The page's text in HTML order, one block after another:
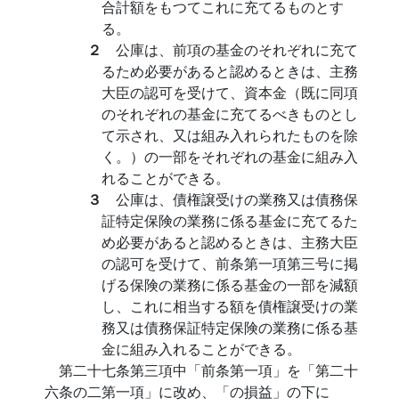
合計額をもつてこれに充てるものとす
る。
２ 公庫は、前項の基金のそれぞれに充て
るため必要があると認めるときは、主務
大臣の認可を受けて、資本金（既に同項
のそれぞれの基金に充てるべきものとし
て示され、又は組み入れられたものを除
く。）の一部をそれぞれの基金に組み入
れることができる。
３ 公庫は、債権譲受けの業務又は債務保
証特定保険の業務に係る基金に充てるた
め必要があると認めるときは、主務大臣
の認可を受けて、前条第一項第三号に掲
げる保険の業務に係る基金の一部を減額
し、これに相当する額を債権譲受けの業
務又は債務保証特定保険の業務に係る基
金に組み入れることができる。
第二十七条第三項中「前条第一項」を「第二十
六条の二第一項」に改め、「の損益」の下に